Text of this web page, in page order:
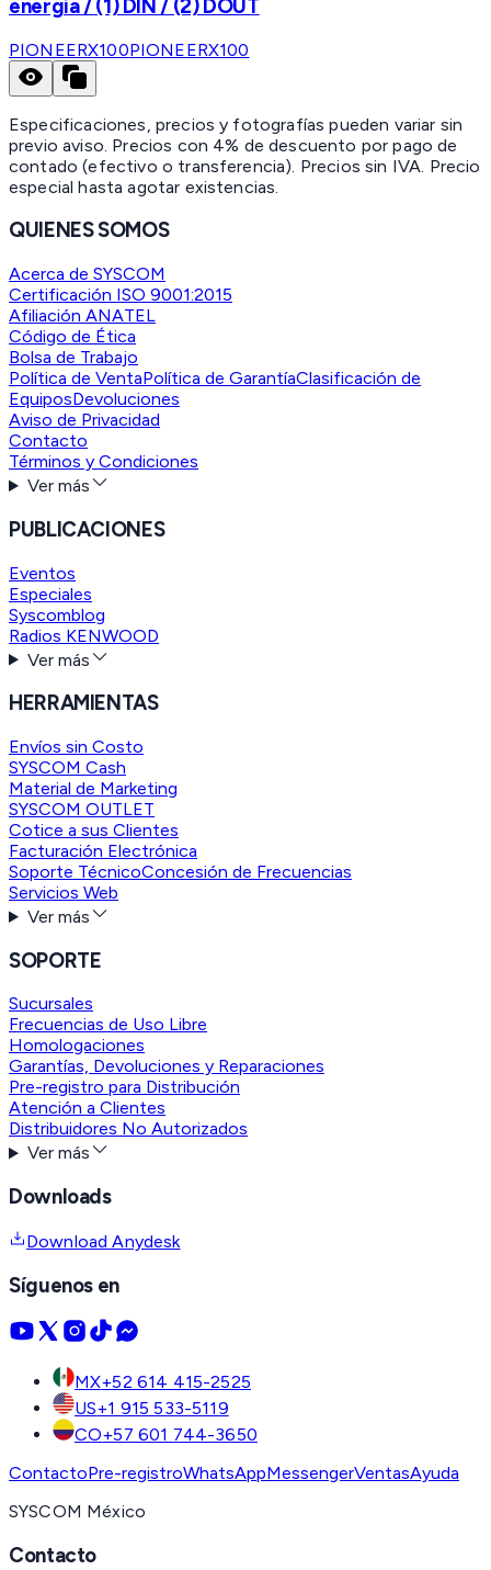
energía / (1) DIN / (2) DOUT
PIONEERX100PIONEERX100
Especificaciones, precios y fotografías pueden variar sin
previo aviso. Precios con 4% de descuento por pago de
contado (efectivo o transferencia). Precios sin IVA. Precio
especial hasta agotar existencias.
QUIENES SOMOS
Acerca de SYSCOM
Certificación ISO 9001:2015
Afiliación ANATEL
Código de Ética
Bolsa de Trabajo
Política de VentaPolítica de GarantíaClasificación de
EquiposDevoluciones
Aviso de Privacidad
Contacto
Términos y Condiciones
Ver más
PUBLICACIONES
Eventos
Especiales
Syscomblog
Radios KENWOOD
Ver más
HERRAMIENTAS
Envíos sin Costo
SYSCOM Cash
Material de Marketing
SYSCOM OUTLET
Cotice a sus Clientes
Facturación Electrónica
Soporte TécnicoConcesión de Frecuencias
Servicios Web
Ver más
SOPORTE
Sucursales
Frecuencias de Uso Libre
Homologaciones
Garantías, Devoluciones y Reparaciones
Pre-registro para Distribución
Atención a Clientes
Distribuidores No Autorizados
Ver más
Downloads
Download Anydesk
Síguenos en
MX+52 614 415-2525
US+1 915 533-5119
CO+57 601 744-3650
ContactoPre-registroWhatsAppMessengerVentasAyuda
SYSCOM México
Contacto